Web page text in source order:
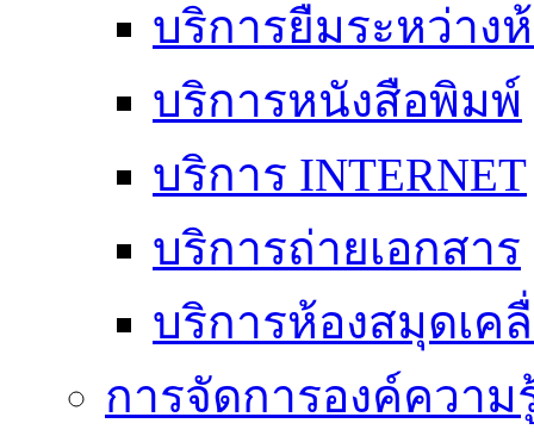
บริการยืมระหว่าง
บริการหนังสือพิมพ์
บริการ INTERNET
บริการถ่ายเอกสาร
บริการห้องสมุดเค
การจัดการองค์ความ